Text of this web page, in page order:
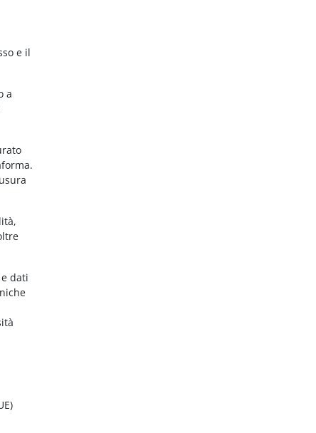
e il
a
dati